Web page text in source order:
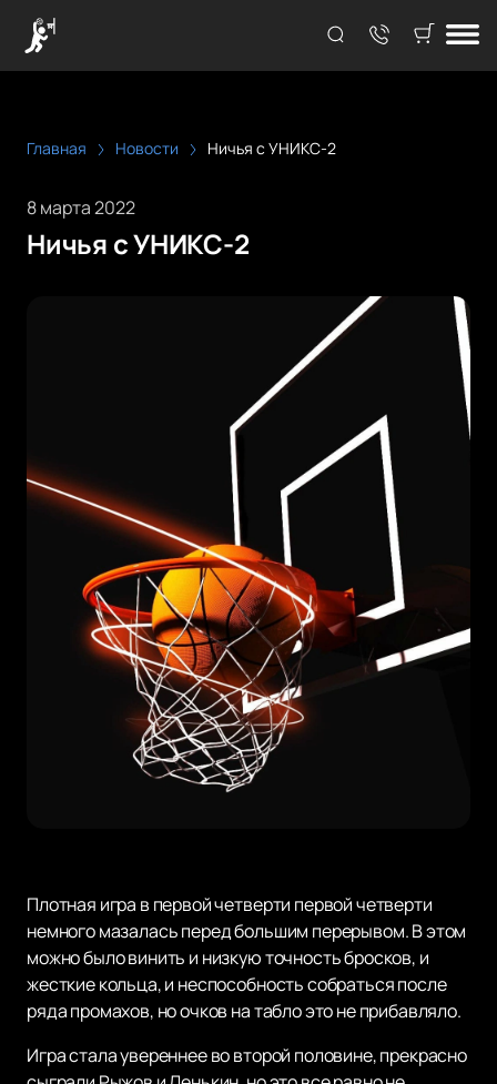
Главная Новости Ничья с УНИКС-2
8 марта 2022
Ничья с УНИКС-2
Плотная игра в первой четверти первой четверти
немного мазалась перед большим перерывом. В этом
можно было винить и низкую точность бросков, и
жесткие кольца, и неспособность собраться после
ряда промахов, но очков на табло это не прибавляло.
Игра стала увереннее во второй половине, прекрасно